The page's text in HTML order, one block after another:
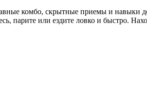
комбо, скрытные приемы и навыки
парите или ездите ловко и быстро.